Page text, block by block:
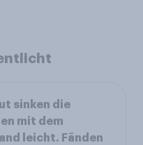
sinken die
mit dem
leicht. Fänden